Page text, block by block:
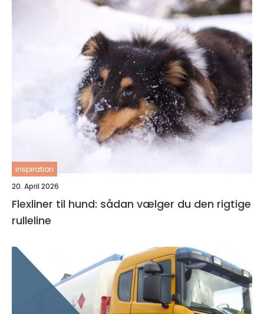
inspiration
20. April 2026
Flexliner til hund: sådan vælger du den rigtige
rulleline